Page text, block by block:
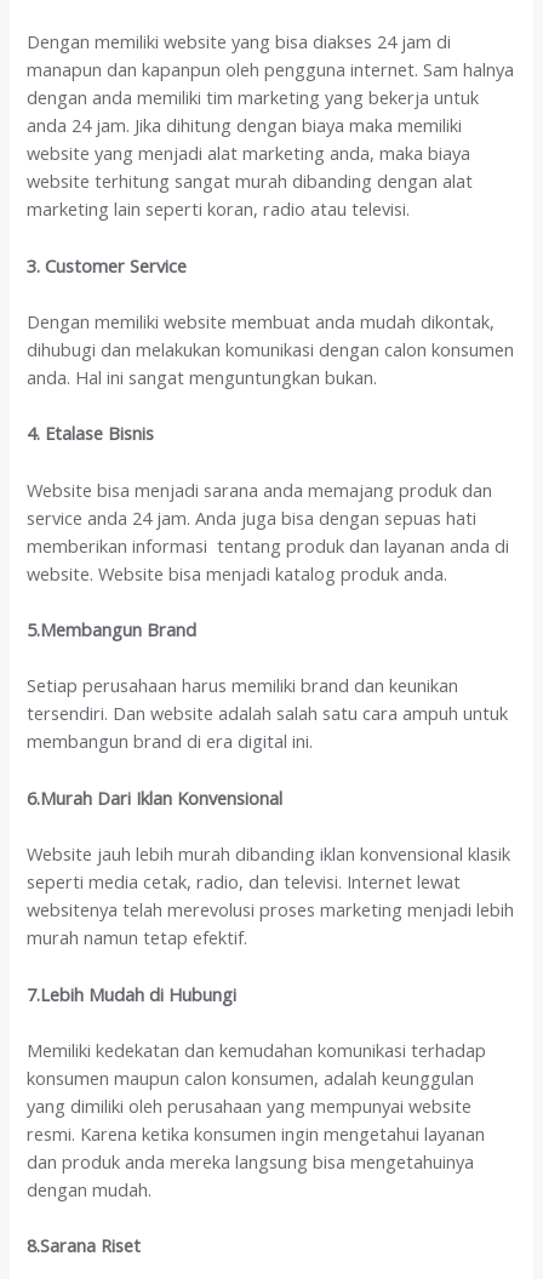
Dengan memiliki website yang bisa diakses 24 jam di
manapun dan kapanpun oleh pengguna internet. Sam halnya
dengan anda memiliki tim marketing yang bekerja untuk
anda 24 jam. Jika dihitung dengan biaya maka memiliki
website yang menjadi alat marketing anda, maka biaya
website terhitung sangat murah dibanding dengan alat
marketing lain seperti koran, radio atau televisi.
3. Customer Service
Dengan memiliki website membuat anda mudah dikontak,
dihubugi dan melakukan komunikasi dengan calon konsumen
anda. Hal ini sangat menguntungkan bukan.
4. Etalase Bisnis
Website bisa menjadi sarana anda memajang produk dan
service anda 24 jam. Anda juga bisa dengan sepuas hati
memberikan informasi tentang produk dan layanan anda di
website. Website bisa menjadi katalog produk anda.
5.Membangun Brand
Setiap perusahaan harus memiliki brand dan keunikan
tersendiri. Dan website adalah salah satu cara ampuh untuk
membangun brand di era digital ini.
6.Murah Dari Iklan Konvensional
Website jauh lebih murah dibanding iklan konvensional klasik
seperti media cetak, radio, dan televisi. Internet lewat
websitenya telah merevolusi proses marketing menjadi lebih
murah namun tetap efektif.
7.Lebih Mudah di Hubungi
Memiliki kedekatan dan kemudahan komunikasi terhadap
konsumen maupun calon konsumen, adalah keunggulan
yang dimiliki oleh perusahaan yang mempunyai website
resmi. Karena ketika konsumen ingin mengetahui layanan
dan produk anda mereka langsung bisa mengetahuinya
dengan mudah.
8.Sarana Riset